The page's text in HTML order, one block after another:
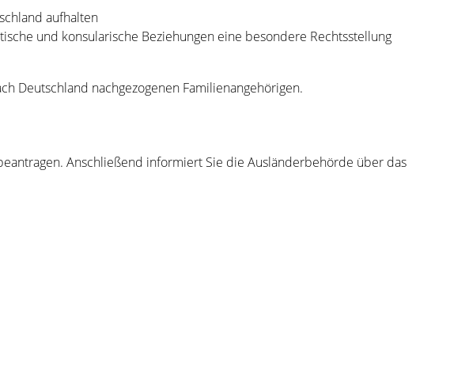
aufhalten
und konsularische Beziehungen eine besondere Rechtsstellung
Deutschland nachgezogenen Familienangehörigen.
Anschließend informiert Sie die Ausländerbehörde über das